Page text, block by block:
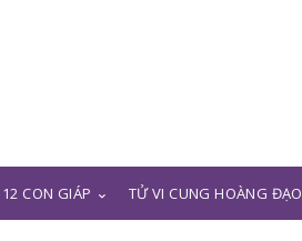
CON GIÁP TỬ VI CUNG HOÀNG ĐẠO